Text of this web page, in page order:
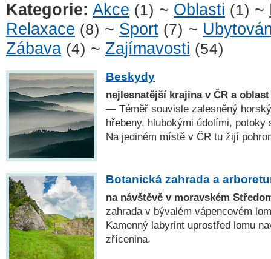
Kategorie: Akce (1) ~ Oblasti (1) ~
Relaxace (8) ~ Sport (7) ~
Zábava (4) ~ Zajímavosti (54)
Beskydy
nejlesnatější krajina v ČR a
— Téměř souvisle zalesněný
hřebeny, hlubokými údolími, potoky
Na jediném místě v ČR tu žijí
Botanická zahrada a
na návštěvě v moravském
zahrada v bývalém vápencovém
Kamenný labyrint uprostřed lomu
zřícenina.